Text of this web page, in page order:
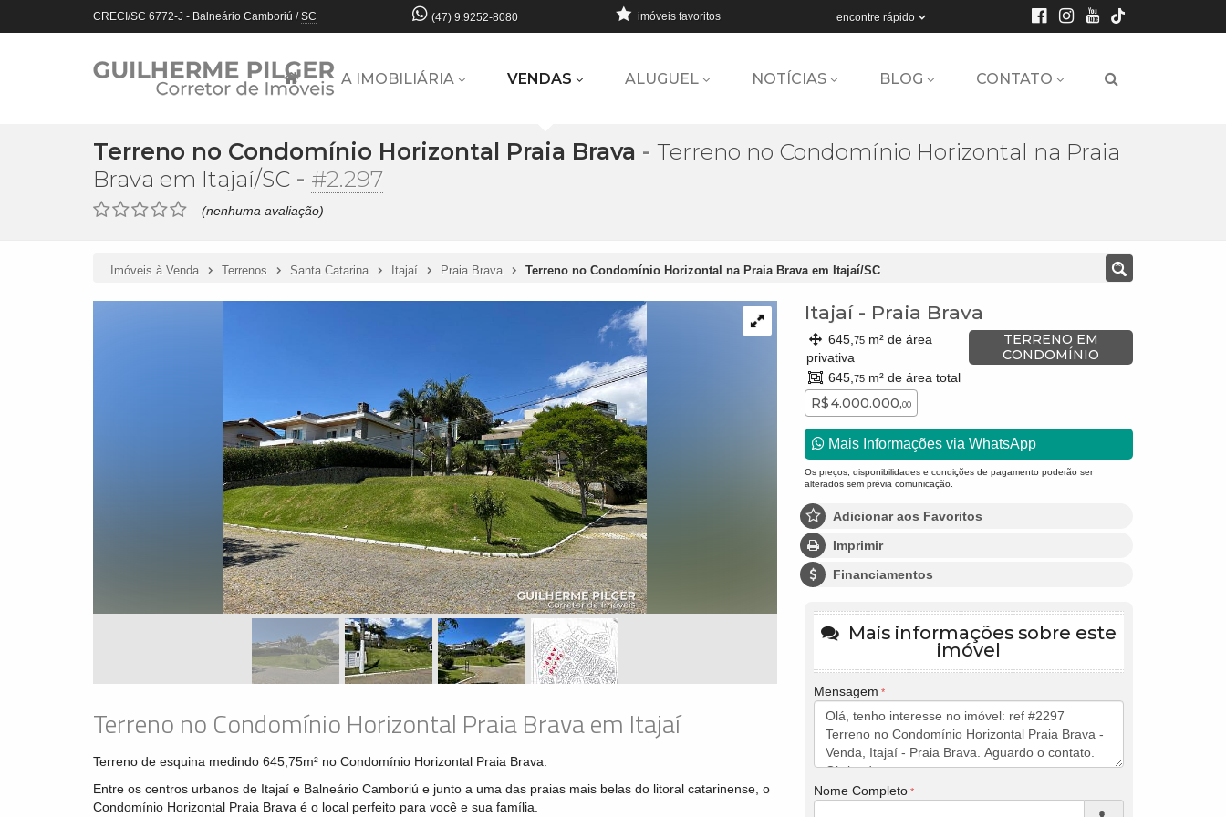
CRECI/SC 6772-J - Balneário Camboriú /SC (47) 9.9252-8080 encontre rápido
imóveis favoritos
A IMOBILIÁRIA VENDAS ALUGUEL NOTÍCIAS BLOG CONTATO
Terreno no Condomínio Horizontal Praia Brava - Terreno no Condomínio Horizontal na Praia
Brava em Itajaí/SC - #2.297
(nenhuma avaliação)
Imóveis à Venda Terrenos Santa Catarina Itajaí Praia Brava Terreno no Condomínio Horizontal na Praia Brava em Itajaí/SC
Terreno no Condomínio Horizontal Praia Brava em Itajaí
Terreno de esquina medindo 645,75m² no Condomínio Horizontal Praia Brava.
Entre os centros urbanos de Itajaí e Balneário Camboriú e junto a uma das praias mais belas do litoral catarinense, o
Condomínio Horizontal Praia Brava é o local perfeito para você e sua família.
Itajaí- Praia Brava
TERRENO EM
CONDOMÍNIO
645, 75 m² de área
privativa
645, 75 m² de área total
R$ 4.000.000,00
Mais Informações via WhatsApp
Os preços, disponibilidades e condições de pagamento poderão ser
alterados sem prévia comunicação.
Adicionar aos Favoritos
Imprimir
Financiamentos
Mais informações sobre este
imóvel
Mensagem
Nome Completo